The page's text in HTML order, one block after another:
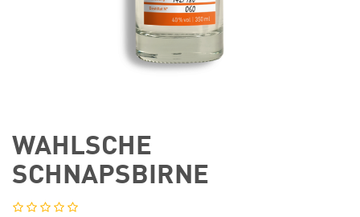
WAHLSCHE
SCHNAPSBIRNE